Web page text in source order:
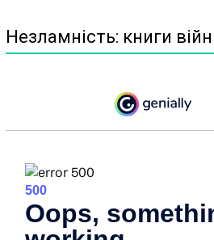
Незламність: книги